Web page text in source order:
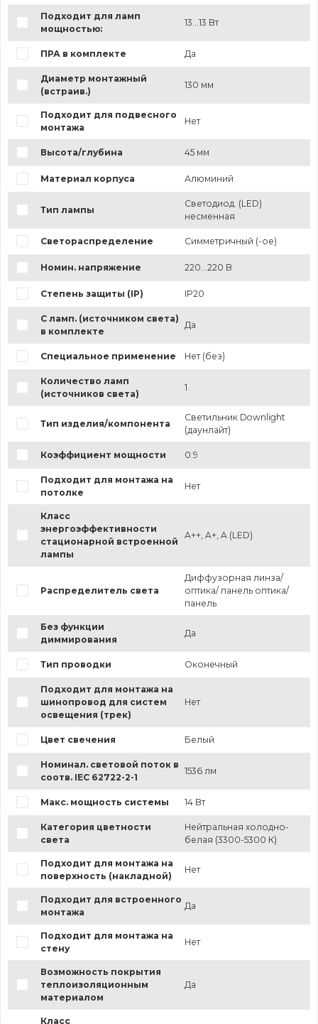
Подходит для ламп
мощностью:
13...13 Вт
ПРА в комплекте Да
Диаметр монтажный
(встраив.)
130 мм
Подходит для подвесного
монтажа
Нет
Высота/глубина 45 мм
Материал корпуса Алюминий
Тип лампы
Светодиод. (LED)
несменная
Светораспределение Симметричный (-ое)
Номин. напряжение 220...220 В
Степень защиты (IP) IP20
С ламп. (источником света)
в комплекте
Да
Специальное применение Нет (без)
Количество ламп
(источников света)
1
Тип изделия/компонента
Светильник Downlight
(даунлайт)
Коэффициент мощности 0.9
Подходит для монтажа на
потолке
Нет
Класс
энергоэффективности
стационарной встроенной
лампы
A++, A+, A (LED)
Распределитель света
Диффузорная линза/
оптика/ панель оптика/
панель
Без функции
диммирования
Да
Тип проводки Оконечный
Подходит для монтажа на
шинопровод для систем
освещения (трек)
Нет
Цвет свечения Белый
Номинал. световой поток в
соотв. IEC 62722-2-1
1536 лм
Макс. мощность системы 14 Вт
Категория цветности
света
Нейтральная холодно-
белая (3300-5300 К)
Подходит для монтажа на
поверхность (накладной)
Нет
Подходит для встроенного
монтажа
Да
Подходит для монтажа на
стену
Нет
Возможность покрытия
теплоизоляционным
материалом
Да
Класс